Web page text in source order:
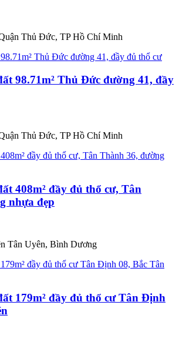
Thủ Đức, TP Hồ Chí Minh
98.71m² Thủ Đức đường 41, đầy
Thủ Đức, TP Hồ Chí Minh
408m² đầy đủ thổ cư, Tân
nhựa đẹp
Tân Uyên, Bình Dương
179m² đầy đủ thổ cư Tân Định